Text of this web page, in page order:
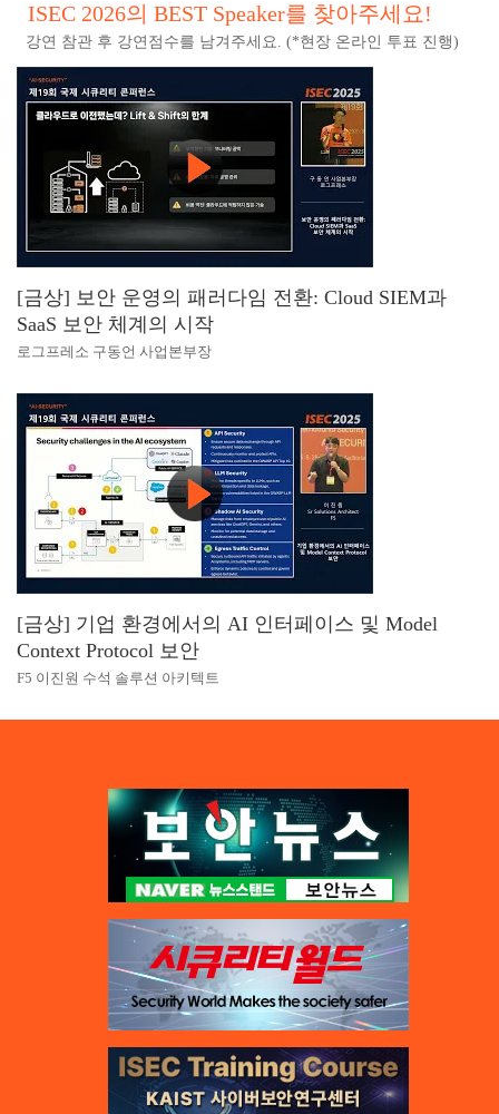
ISEC 2026의 BEST Speaker를 찾아주세요!
강연 참관 후 강연점수를 남겨주세요. (*현장 온라인 투표 진행)
[금상] 보안 운영의 패러다임 전환: Cloud SIEM과
SaaS 보안 체계의 시작
로그프레소 구동언 사업본부장
[금상] 기업 환경에서의 AI 인터페이스 및 Model
Context Protocol 보안
F5 이진원 수석 솔루션 아키텍트